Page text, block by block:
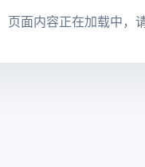
页面内容正在加载中，